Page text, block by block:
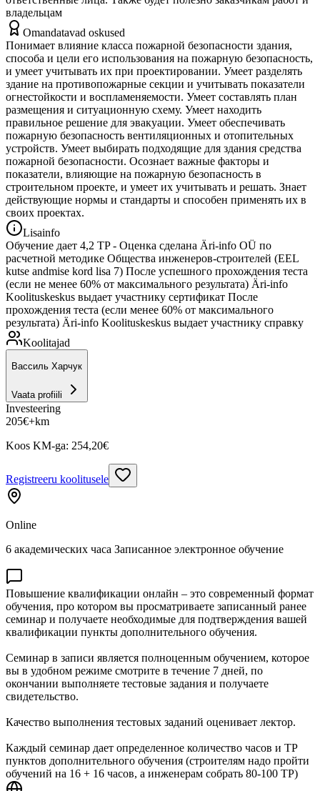
владельцам
Omandatavad oskused
Понимает влияние класса пожарной безопасности здания,
способа и цели его использования на пожарную безопасность,
и умеет учитывать их при проектировании. Умеет разделять
здание на противопожарные секции и учитывать показатели
огнестойкости и воспламеняемости. Умеет составлять план
размещения и ситуационную схему. Умеет находить
правильное решение для эвакуации. Умеет обеспечивать
пожарную безопасность вентиляционных и отопительных
устройств. Умеет выбирать подходящие для здания средства
пожарной безопасности. Осознает важные факторы и
показатели, влияющие на пожарную безопасность в
строительном проекте, и умеет их учитывать и решать. Знает
действующие нормы и стандарты и способен применять их в
своих проектах.
Lisainfo
Обучение дает 4,2 TP - Оценка сделана Äri-info OÜ по
расчетной методике Общества инженеров-строителей (EEL
kutse andmise kord lisa 7) После успешного прохождения теста
(если не менее 60% от максимального результата) Äri-info
Koolituskeskus выдает участнику сертификат После
прохождения теста (если менее 60% от максимального
результата) Äri-info Koolituskeskus выдает участнику справку
Koolitajad
Вассиль Харчук
Vaata profiili
Investeering
205€+km
Koos KM-ga: 254,20€
Registreeru koolitusele
Online
6 академических часа Записанное электронное обучение
Повышение квалификации онлайн – это современный формат
обучения, про котором вы просматриваете записанный ранее
семинар и получаете необходимые для подтверждения вашей
квалификации пункты дополнительного обучения.
Семинар в записи является полноценным обучением, которое
вы в удобном режиме смотрите в течение 7 дней, по
окончании выполняете тестовые задания и получаете
свидетельство.
Качество выполнения тестовых заданий оценивает лектор.
Каждый семинар дает определенное количество часов и ТР
пунктов дополнительного обучения (строителям надо пройти
обучений на 16 + 16 часов, а инженерам собрать 80-100 ТР)